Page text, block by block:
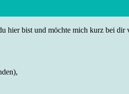
hier bist und möchte mich kurz bei